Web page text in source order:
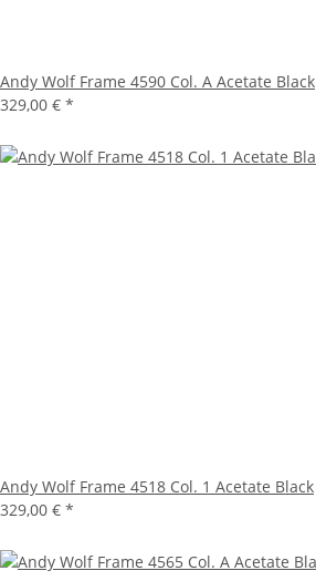
Andy Wolf Frame 4590 Col. A Acetate Black
329,00 € *
Andy Wolf Frame 4518 Col. 1 Acetate Black
329,00 € *